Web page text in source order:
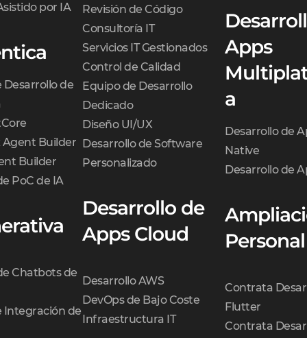
por IA
Desarrollo de
Agent Builder
Builder
PoC de IA
Chatbots de
Integración de
Revisión de Código
Consultoría IT
Servicios IT Gestionados
Control de Calidad
Equipo de Desarrollo
Dedicado
Diseño UI/UX
Desarrollo de Software
Personalizado
Desarrollo de
Apps Cloud
Desarrollo AWS
DevOps de Bajo Coste
Infraestructura IT
Apps
a
Desarrollo de
Native
Desarrollo de
Contrata
Flutter
Contrata